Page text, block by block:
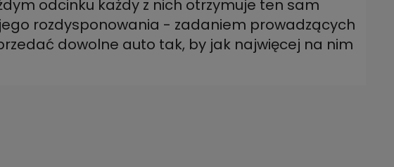
odcinku każdy z nich otrzymuje ten sam
rozdysponowania - zadaniem prowadzących
dowolne auto tak, by jak najwięcej na nim